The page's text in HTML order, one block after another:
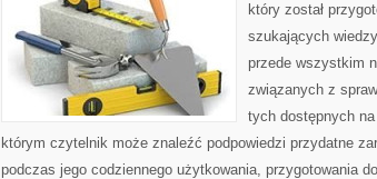
który został
szukających
przede wszystkim
związanych z
tych dostępnych
którym czytelnik może znaleźć podpowiedzi przydatne
podczas jego codziennego użytkowania, przygotowania